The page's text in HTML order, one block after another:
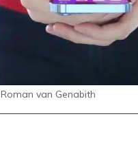
Roman van Genabith